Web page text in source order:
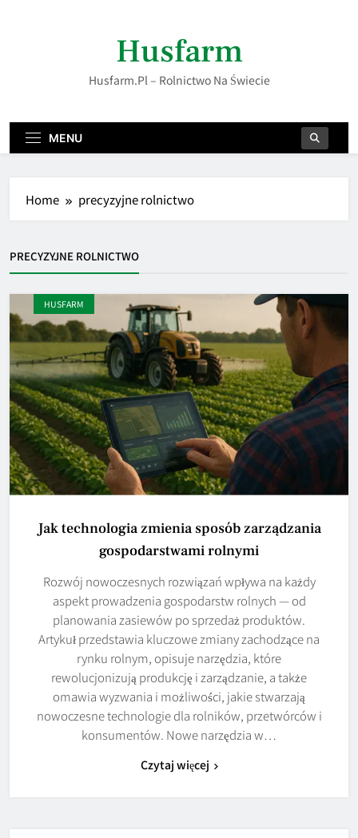
Husfarm
Husfarm.pl – Rolnictwo Na Świecie
MENU
Home precyzyjne rolnictwo
PRECYZYJNE ROLNICTWO
HUSFARM
Jak technologia zmienia sposób zarządzania
gospodarstwami rolnymi
Rozwój nowoczesnych rozwiązań wpływa na każdy
aspekt prowadzenia gospodarstw rolnych — od
planowania zasiewów po sprzedaż produktów.
Artykuł przedstawia kluczowe zmiany zachodzące na
rynku rolnym, opisuje narzędzia, które
rewolucjonizują produkcję i zarządzanie, a także
omawia wyzwania i możliwości, jakie stwarzają
nowoczesne technologie dla rolników, przetwórców i
konsumentów. Nowe narzędzia w…
Czytaj więcej